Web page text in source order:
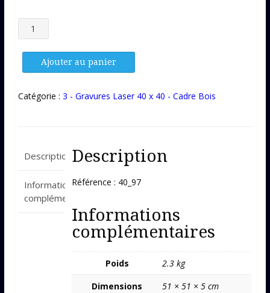
quantité
de
40_97
Ajouter au panier
Catégorie : 3 - Gravures Laser 40 x 40 - Cadre Bois
Description
Informations
complémentaires
Description
Référence : 40_97
Informations
complémentaires
Poids
2.3 kg
Dimensions
51 × 51 × 5 cm